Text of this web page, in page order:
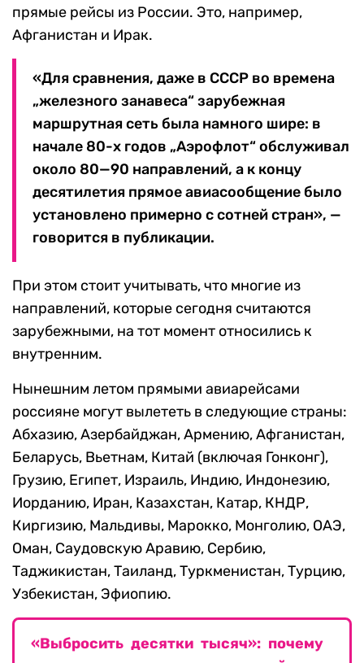
прямые рейсы из России. Это, например,
Афганистан и Ирак.
«Для сравнения, даже в СССР во времена
„железного занавеса“ зарубежная
маршрутная сеть была намного шире: в
начале 80-х годов „Аэрофлот“ обслуживал
около 80—90 направлений, а к концу
десятилетия прямое авиасообщение было
установлено примерно с сотней стран», —
говорится в публикации.
При этом стоит учитывать, что многие из
направлений, которые сегодня считаются
зарубежными, на тот момент относились к
внутренним.
Нынешним летом прямыми авиарейсами
россияне могут вылететь в следующие страны:
Абхазию, Азербайджан, Армению, Афганистан,
Беларусь, Вьетнам, Китай (включая Гонконг),
Грузию, Египет, Израиль, Индию, Индонезию,
Иорданию, Иран, Казахстан, Катар, КНДР,
Киргизию, Мальдивы, Марокко, Монголию, ОАЭ,
Оман, Саудовскую Аравию, Сербию,
Таджикистан, Таиланд, Туркменистан, Турцию,
Узбекистан, Эфиопию.
«Выбросить десятки тысяч»: почему